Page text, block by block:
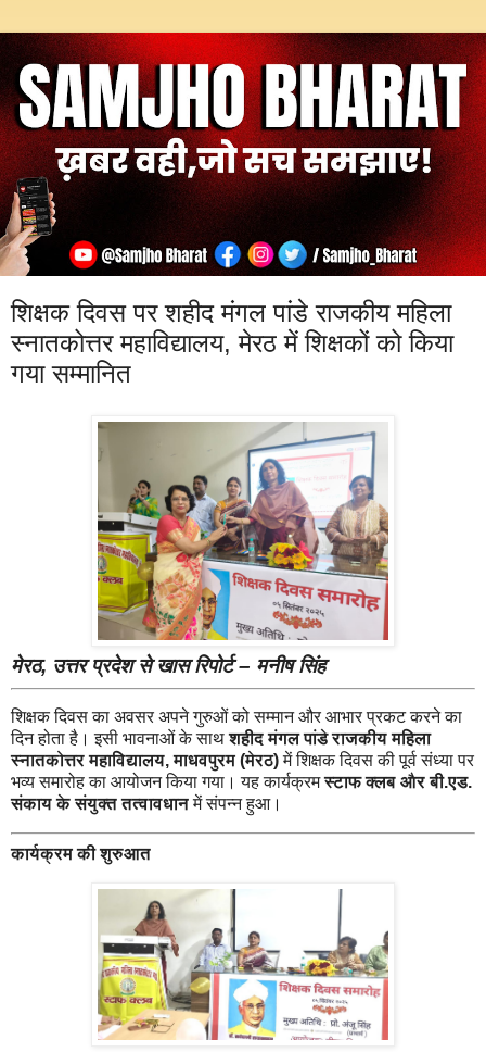
शिक्षक दिवस पर शहीद मंगल पांडे राजकीय महिला
स्नातकोत्तर महाविद्यालय, मेरठ में शिक्षकों को किया
गया सम्मानित
मेरठ, उत्तर प्रदेश से खास रिपोर्ट – मनीष सिंह
शिक्षक दिवस का अवसर अपने गुरुओं को सम्मान और आभार प्रकट करने का
दिन होता है। इसी भावनाओं के साथशहीद मंगल पांडे राजकीय महिला
स्नातकोत्तर महाविद्यालय, माधवपुरम (मेरठ)में शिक्षक दिवस की पूर्व संध्या पर
भव्य समारोह का आयोजन किया गया। यह कार्यक्रमस्टाफ क्लब और बी.एड.
संकाय के संयुक्त तत्वावधानमें संपन्न हुआ।
कार्यक्रम की शुरुआत